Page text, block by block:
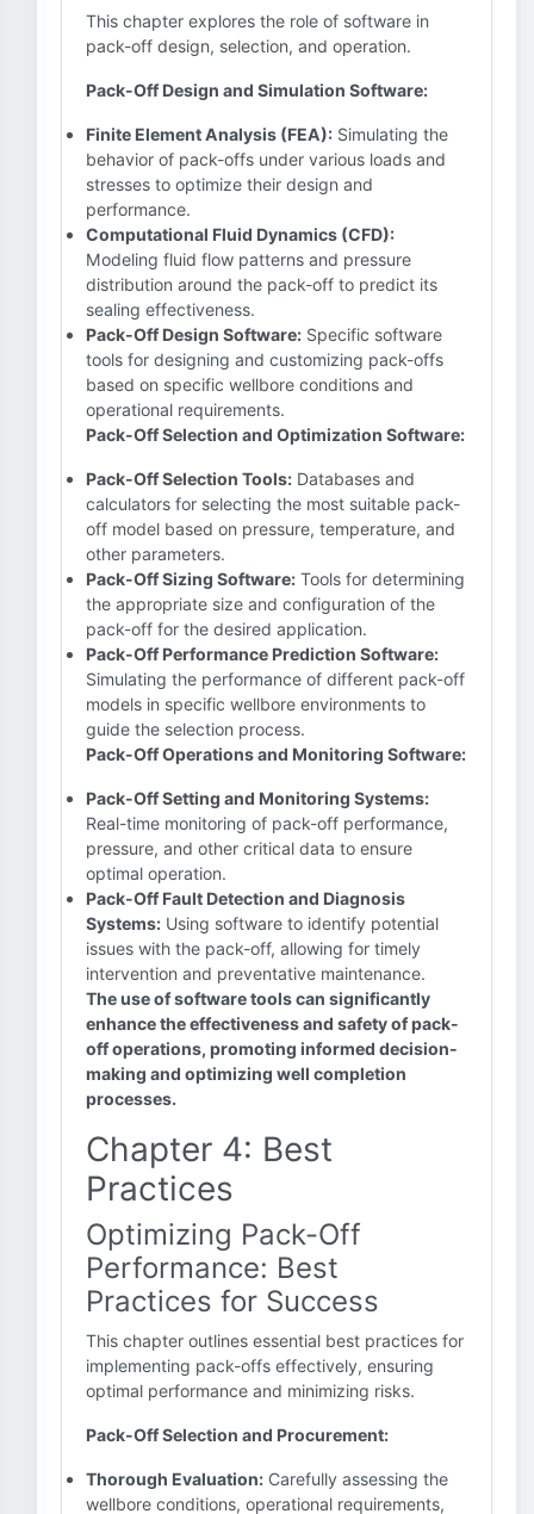
This chapter explores the role of software in
pack-off design, selection, and operation.
Pack-Off Design and Simulation Software:
Finite Element Analysis (FEA): Simulating the
behavior of pack-offs under various loads and
stresses to optimize their design and
performance.
Computational Fluid Dynamics (CFD):
Modeling fluid flow patterns and pressure
distribution around the pack-off to predict its
sealing effectiveness.
Pack-Off Design Software: Specific software
tools for designing and customizing pack-offs
based on specific wellbore conditions and
operational requirements.
Pack-Off Selection and Optimization Software:
Pack-Off Selection Tools: Databases and
calculators for selecting the most suitable pack-
off model based on pressure, temperature, and
other parameters.
Pack-Off Sizing Software: Tools for determining
the appropriate size and configuration of the
pack-off for the desired application.
Pack-Off Performance Prediction Software:
Simulating the performance of different pack-off
models in specific wellbore environments to
guide the selection process.
Pack-Off Operations and Monitoring Software:
Pack-Off Setting and Monitoring Systems:
Real-time monitoring of pack-off performance,
pressure, and other critical data to ensure
optimal operation.
Pack-Off Fault Detection and Diagnosis
Systems: Using software to identify potential
issues with the pack-off, allowing for timely
intervention and preventative maintenance.
The use of software tools can significantly
enhance the effectiveness and safety of pack-
off operations, promoting informed decision-
making and optimizing well completion
processes.
Chapter 4: Best
Practices
Optimizing Pack-Off
Performance: Best
Practices for Success
This chapter outlines essential best practices for
implementing pack-offs effectively, ensuring
optimal performance and minimizing risks.
Pack-Off Selection and Procurement:
Thorough Evaluation: Carefully assessing the
wellbore conditions, operational requirements,